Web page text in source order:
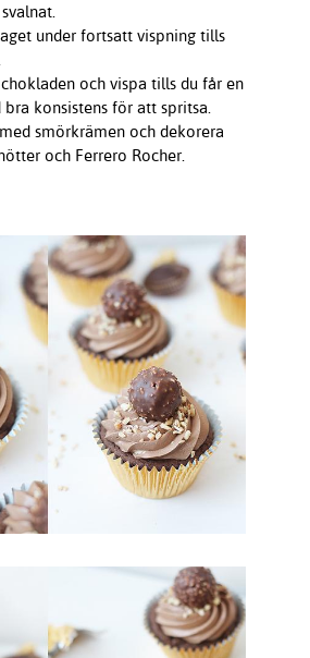
under fortsatt vispning tills
och vispa tills du får en
konsistens för att spritsa.
smörkrämen och dekorera
och Ferrero Rocher.